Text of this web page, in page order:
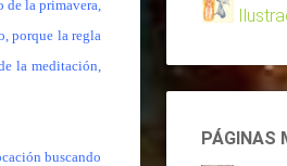
de la primavera,
porque la regla
la meditación,
buscando
PÁGINAS